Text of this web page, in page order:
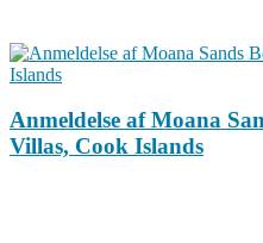
Anmeldelse af Moana
Villas, Cook Islands